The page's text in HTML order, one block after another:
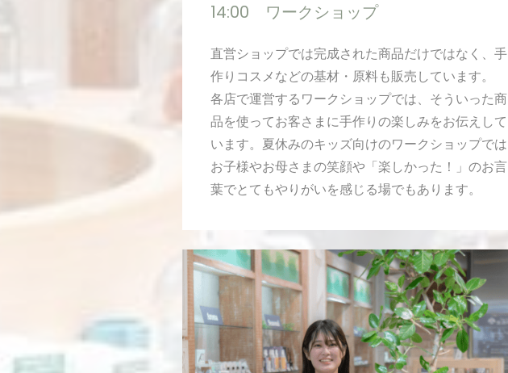
14:00 ワークショップ
直営ショップでは完成された商品だけではなく、手
作りコスメなどの基材・原料も販売しています。
各店で運営するワークショップでは、そういった商
品を使ってお客さまに手作りの楽しみをお伝えして
います。夏休みのキッズ向けのワークショップでは
お子様やお母さまの笑顔や「楽しかった！」のお言
葉でとてもやりがいを感じる場でもあります。